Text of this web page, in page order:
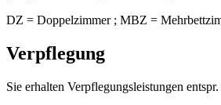
DZ = Doppelzimmer ; MBZ =
Verpflegung
Sie erhalten Verpflegungsleistungen